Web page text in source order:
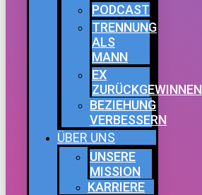
PODCAST
TRENNUNG
ALS
MANN
EX
ZURÜCKGEWINNEN
BEZIEHUNG
VERBESSERN
ÜBER UNS
UNSERE
MISSION
KARRIERE